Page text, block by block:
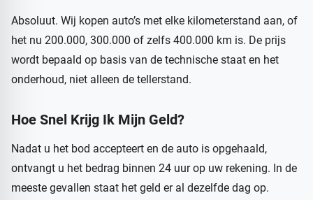
Absoluut. Wij kopen auto’s met elke kilometerstand aan, of
het nu 200.000, 300.000 of zelfs 400.000 km is. De prijs
wordt bepaald op basis van de technische staat en het
onderhoud, niet alleen de tellerstand.
Hoe Snel Krijg Ik Mijn Geld?
Nadat u het bod accepteert en de auto is opgehaald,
ontvangt u het bedrag binnen 24 uur op uw rekening. In de
meeste gevallen staat het geld er al dezelfde dag op.